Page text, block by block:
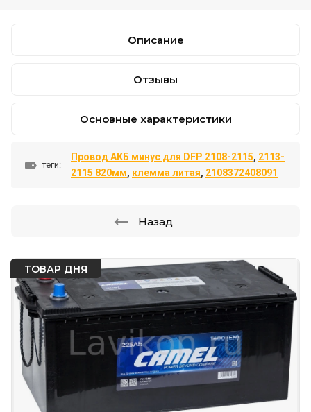
ТОВАР ДНЯ
Описание
Отзывы
Основные характеристики
теги:
Провод АКБ минус для DFP 2108-2115, 2113-
2115 820мм, клемма литая, 2108372408091
Назад